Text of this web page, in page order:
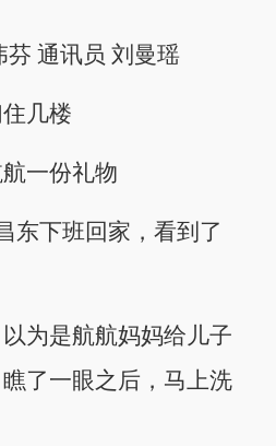
通讯员 刘曼瑶
几楼
一份礼物
下班回家，看到了
是航航妈妈给儿子
了一眼之后，马上洗